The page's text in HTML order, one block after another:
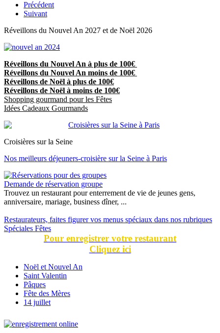
Précédent
Suivant
Réveillons du Nouvel An 2027 et de Noël 2026
Réveillons du Nouvel An à plus de 100€
Réveillons du Nouvel An moins de 100€
Réveillons de Noël à plus de 100€
Réveillons de Noël à moins de 100€
Shopping gourmand pour les Fêtes
Idées Cadeaux Gourmands
Croisières sur la Seine
Nos meilleurs déjeuners-croisière sur la Seine à Paris
Demande de réservation groupe
Trouvez un restaurant pour enterrement de vie de jeunes gens,
anniversaire, mariage, business dîner, ...
Restaurateurs, faites figurer vos menus spéciaux dans nos rubriques
Spéciales Fêtes
Pour enregistrer votre restaurant
Cliquez ici
Noël et Nouvel An
Saint Valentin
Pâques
Fête des Mères
14 juillet